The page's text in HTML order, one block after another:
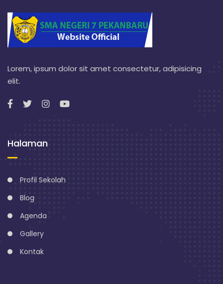
Lorem, ipsum dolor sit amet consectetur, adipisicing
elit.
Halaman
Profil Sekolah
Blog
Agenda
Gallery
Kontak